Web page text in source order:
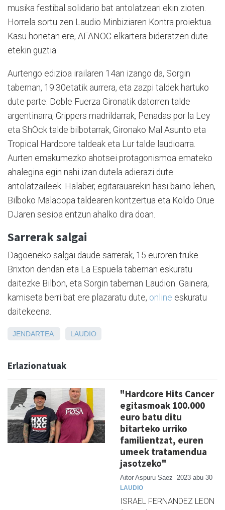
musika festibal solidario bat antolatzeari ekin zioten.
Horrela sortu zen Laudio Minbiziaren Kontra proiektua.
Kasu honetan ere, AFANOC elkartera bideratzen dute
etekin guztia.
Aurtengo edizioa irailaren 14an izango da, Sorgin
tabernan, 19:30etatik aurrera, eta zazpi taldek hartuko
dute parte: Doble Fuerza Gironatik datorren talde
argentinarra, Grippers madrildarrak, Penadas por la Ley
eta ShÖck talde bilbotarrak, Gironako Mal Asunto eta
Tropical Hardcore taldeak eta Lur talde laudioarra.
Aurten emakumezko ahotsei protagonismoa emateko
ahalegina egin nahi izan dutela adierazi dute
antolatzaileek. Halaber, egitarauarekin hasi baino lehen,
Bilboko Malacopa taldearen kontzertua eta Koldo Orue
DJaren sesioa entzun ahalko dira doan.
Sarrerak salgai
Dagoeneko salgai daude sarrerak, 15 euroren truke.
Brixton dendan eta La Espuela tabernan eskuratu
daitezke Bilbon, eta Sorgin tabernan Laudion. Gainera,
kamiseta berri bat ere plazaratu dute, online eskuratu
daitekeena.
JENDARTEA LAUDIO
Erlazionatuak
"Hardcore Hits Cancer
egitasmoak 100.000
euro batu ditu
bitarteko urriko
familientzat, euren
umeek tratamendua
jasotzeko"
Aitor Aspuru Saez 2023 abu 30
LAUDIO
ISRAEL FERNANDEZ LEON